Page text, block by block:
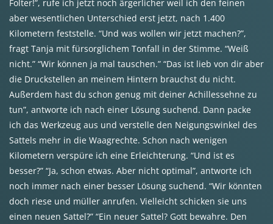
Folter!”, rufe ich jetzt noch ärgerlicher weil ich den feinen
aber wesentlichen Unterschied erst jetzt, nach 1.400
Kilometern feststelle. “Und was wollen wir jetzt machen?”,
fragt Tanja mit fürsorglichem Tonfall in der Stimme. “Weiß
nicht.” “Wir können ja mal tauschen.” “Das ist lieb von dir aber
die Druckstellen an meinem Hintern brauchst du nicht.
Außerdem hast du schon genug mit deiner Achillessehne zu
tun”, antworte ich nach einer Lösung suchend. Dann packe
ich das Werkzeug aus und verstelle den Neigungswinkel des
Sattels mehr in die Waagrechte. Schon nach wenigen
Kilometern verspüre ich eine Erleichterung. “Und ist es
besser?” “Ja, schon etwas. Aber nicht optimal”, antworte ich
noch immer nach einer besser Lösung suchend. “Wir könnten
doch riese und müller anrufen. Vielleicht schicken sie uns
einen neuen Sattel?” “Ein neuer Sattel? Gott bewahre. Den